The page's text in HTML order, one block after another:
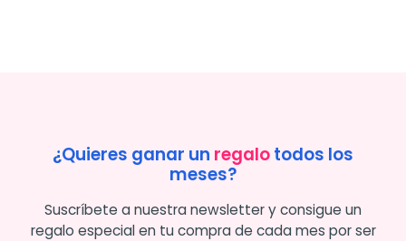
¿Quieres ganar un regalotodos los
meses?
Suscríbete a nuestra newsletter y consigue un
regalo especial en tu compra de cada mes por ser